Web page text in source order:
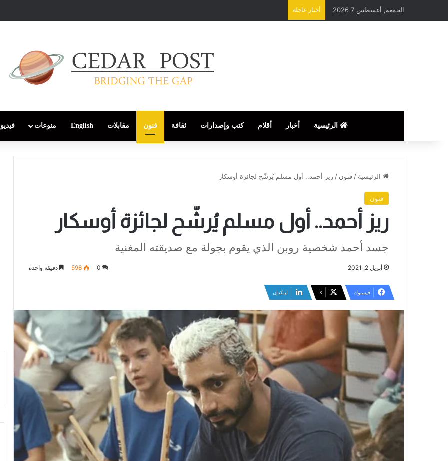
الجمعة, أغسطس 7 2026 أخبار عاجلة
الرئيسية أخبار أقلام كتب وإصدارات ثقافة فنون مقابلات English منوعات
الرئيسية / فنون / ريز أحمد.. أول مسلم يُرشّح لجائزة أوسكار
فنون
ريز أحمد.. أول مسلم يُرشّح لجائزة أوسكار
جسد أحمد شخصية روبن الذي يقوم بجولة مع صديقته المغنية
أبريل 2, 2021 0
598 دقيقة واحدة
فيسبوك ‫X لينكدإن